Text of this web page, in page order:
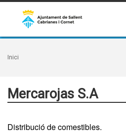
Inici
Mercarojas S.A
Distribució de comestibles.